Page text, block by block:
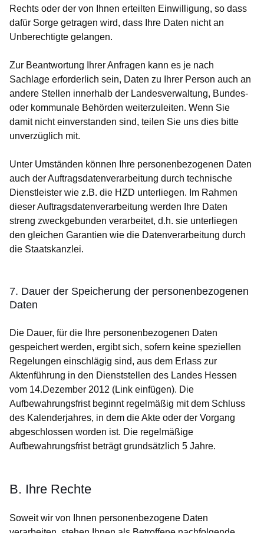
Rechts oder der von Ihnen erteilten Einwilligung, so dass
dafür Sorge getragen wird, dass Ihre Daten nicht an
Unberechtigte gelangen.
Zur Beantwortung Ihrer Anfragen kann es je nach
Sachlage erforderlich sein, Daten zu Ihrer Person auch an
andere Stellen innerhalb der Landesverwaltung, Bundes-
oder kommunale Behörden weiterzuleiten. Wenn Sie
damit nicht einverstanden sind, teilen Sie uns dies bitte
unverzüglich mit.
Unter Umständen können Ihre personenbezogenen Daten
auch der Auftragsdatenverarbeitung durch technische
Dienstleister wie z.B. die HZD unterliegen. Im Rahmen
dieser Auftragsdatenverarbeitung werden Ihre Daten
streng zweckgebunden verarbeitet, d.h. sie unterliegen
den gleichen Garantien wie die Datenverarbeitung durch
die Staatskanzlei.
7. Dauer der Speicherung der personenbezogenen
Daten
Die Dauer, für die Ihre personenbezogenen Daten
gespeichert werden, ergibt sich, sofern keine speziellen
Regelungen einschlägig sind, aus dem Erlass zur
Aktenführung in den Dienststellen des Landes Hessen
vom 14.Dezember 2012 (Link einfügen). Die
Aufbewahrungsfrist beginnt regelmäßig mit dem Schluss
des Kalenderjahres, in dem die Akte oder der Vorgang
abgeschlossen worden ist. Die regelmäßige
Aufbewahrungsfrist beträgt grundsätzlich 5 Jahre.
B. Ihre Rechte
Soweit wir von Ihnen personenbezogene Daten